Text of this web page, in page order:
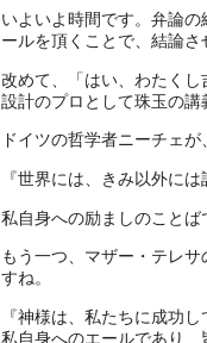
いよいよ時間です。弁論
ールを頂くことで、結論さ
改めて、「はい、わたく
設計のプロとして珠玉の講
ドイツの哲学者ニーチェ
『世界には、きみ以外に
私自身への励ましのことば
もう一つ、マザー・テレ
すね。
『神様は、私たちに成功
私自身へのエールであり、